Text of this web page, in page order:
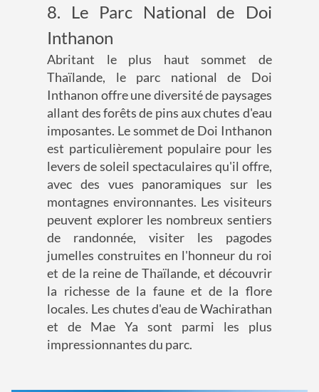
8. Le Parc National de Doi
Inthanon
Abritant le plus haut sommet de
Thaïlande, le parc national de Doi
Inthanon offre une diversité de paysages
allant des forêts de pins aux chutes d'eau
imposantes. Le sommet de Doi Inthanon
est particulièrement populaire pour les
levers de soleil spectaculaires qu'il offre,
avec des vues panoramiques sur les
montagnes environnantes. Les visiteurs
peuvent explorer les nombreux sentiers
de randonnée, visiter les pagodes
jumelles construites en l'honneur du roi
et de la reine de Thaïlande, et découvrir
la richesse de la faune et de la flore
locales. Les chutes d'eau de Wachirathan
et de Mae Ya sont parmi les plus
impressionnantes du parc.